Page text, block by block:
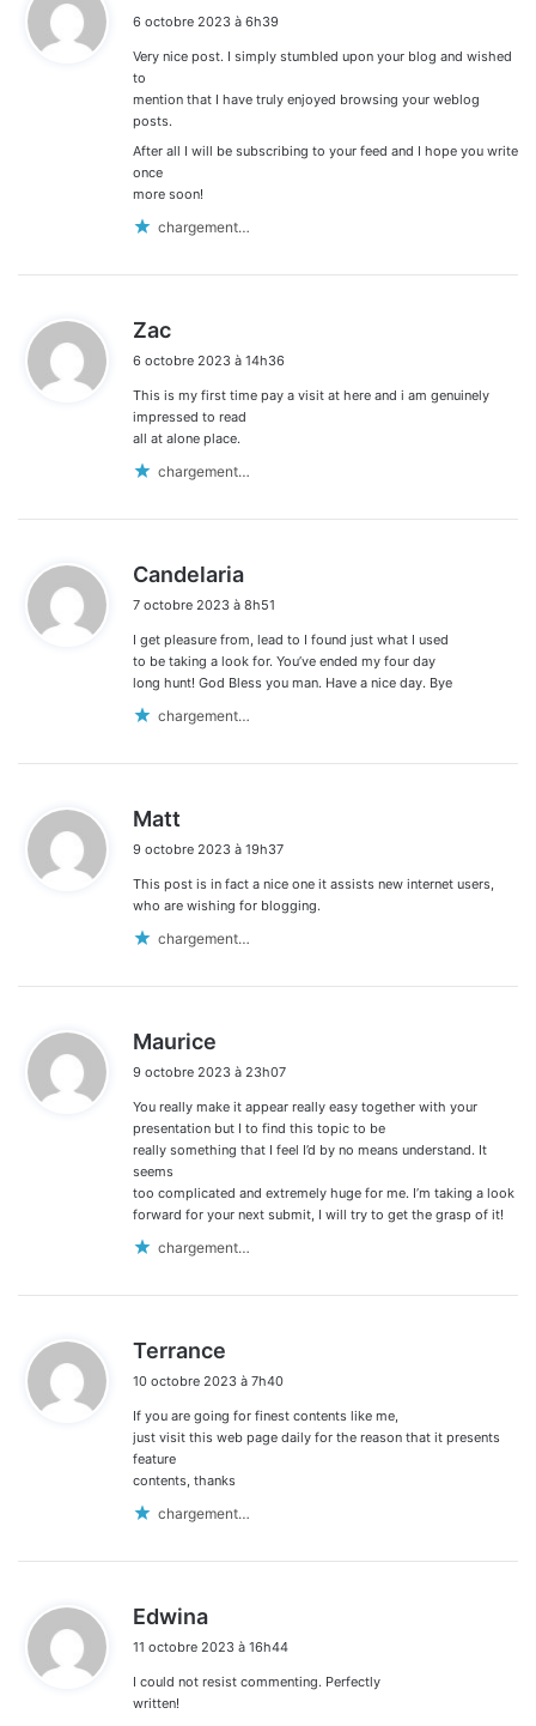
t
6 octobre 2023 à 6h39
Very nice post. I simply stumbled upon your blog and wished
to
mention that I have truly enjoyed browsing your weblog
posts.
After all I will be subscribing to your feed and I hope you write
once
more soon!
chargement…
Zac
t
:
6 octobre 2023 à 14h36
This is my first time pay a visit at here and i am genuinely
impressed to read
all at alone place.
chargement…
Candelaria
t
:
7 octobre 2023 à 8h51
I get pleasure from, lead to I found just what I used
to be taking a look for. You’ve ended my four day
long hunt! God Bless you man. Have a nice day. Bye
chargement…
Matt
t
:
9 octobre 2023 à 19h37
This post is in fact a nice one it assists new internet users,
who are wishing for blogging.
chargement…
Maurice
t
:
9 octobre 2023 à 23h07
You really make it appear really easy together with your
presentation but I to find this topic to be
really something that I feel I’d by no means understand. It
seems
too complicated and extremely huge for me. I’m taking a look
forward for your next submit, I will try to get the grasp of it!
chargement…
Terrance
t
:
10 octobre 2023 à 7h40
If you are going for finest contents like me,
just visit this web page daily for the reason that it presents
feature
contents, thanks
chargement…
Edwina
t
11 octobre 2023 à 16h44
I could not resist commenting. Perfectly
written!